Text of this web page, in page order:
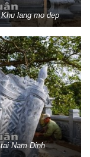
lang mo dep
Nam Dinh